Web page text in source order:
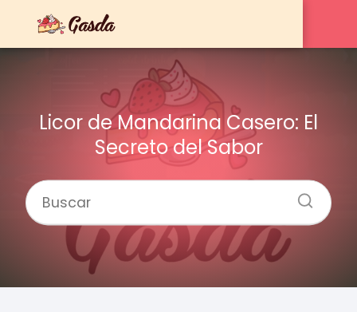
Licor de Mandarina Casero: El
Secreto del Sabor